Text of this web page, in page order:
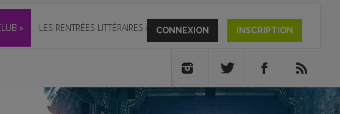
» LES RENTRÉES LITTÉRAIRES » CONNEXION INSCRIPTION